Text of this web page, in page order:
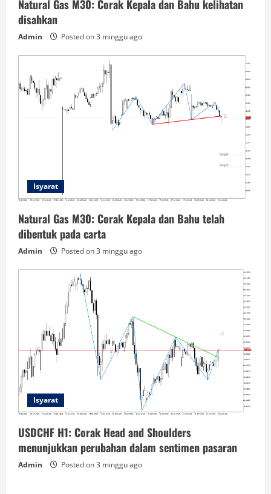
Natural Gas M30: Corak Kepala dan Bahu kelihatan
disahkan
Admin Posted on 3 minggu ago
Isyarat
Natural Gas M30: Corak Kepala dan Bahu telah
dibentuk pada carta
Admin Posted on 3 minggu ago
Isyarat
USDCHF H1: Corak Head and Shoulders
menunjukkan perubahan dalam sentimen pasaran
Admin Posted on 3 minggu ago